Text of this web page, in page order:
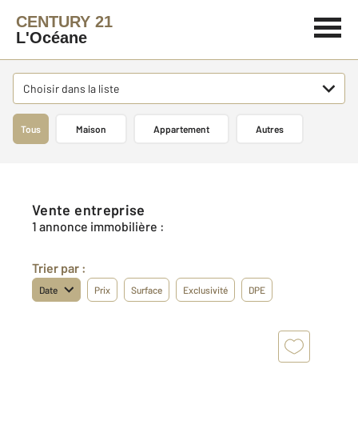
CENTURY 21
L'Océane
Choisir dans la liste
Tous Maison Appartement Autres
Vente entreprise
1 annonce immobilière :
Trier par :
Date Prix Surface Exclusivité DPE